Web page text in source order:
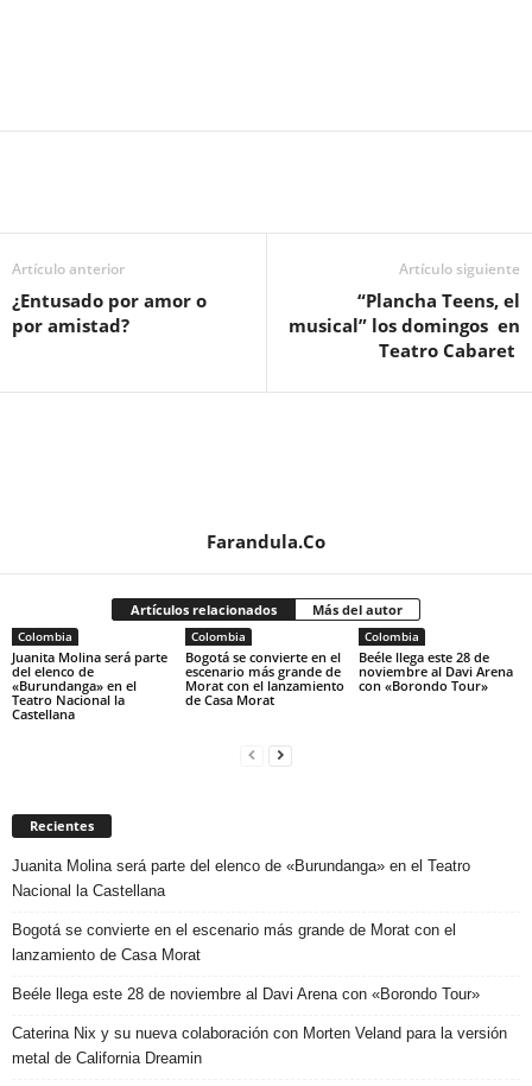
Artículo anterior
¿Entusado por amor o
por amistad?
Artículo siguiente
“Plancha Teens, el
musical” los domingos en
Teatro Cabaret
Farandula.Co
Artículos relacionados Más del autor
Colombia
Juanita Molina será parte
del elenco de
«Burundanga» en el
Teatro Nacional la
Castellana
Colombia
Bogotá se convierte en el
escenario más grande de
Morat con el lanzamiento
de Casa Morat
Colombia
Beéle llega este 28 de
noviembre al Davi Arena
con «Borondo Tour»
Recientes
Juanita Molina será parte del elenco de «Burundanga» en el Teatro
Nacional la Castellana
Bogotá se convierte en el escenario más grande de Morat con el
lanzamiento de Casa Morat
Beéle llega este 28 de noviembre al Davi Arena con «Borondo Tour»
Caterina Nix y su nueva colaboración con Morten Veland para la versión
metal de California Dreamin